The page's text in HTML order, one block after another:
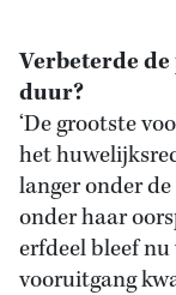
Verbeterde
duur?
‘De grootste
het
langer onder
onder haar
erfdeel bleef
vooruitgang